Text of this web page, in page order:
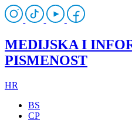
MEDIJSKA I
PISMENOST
HR
BS
CP